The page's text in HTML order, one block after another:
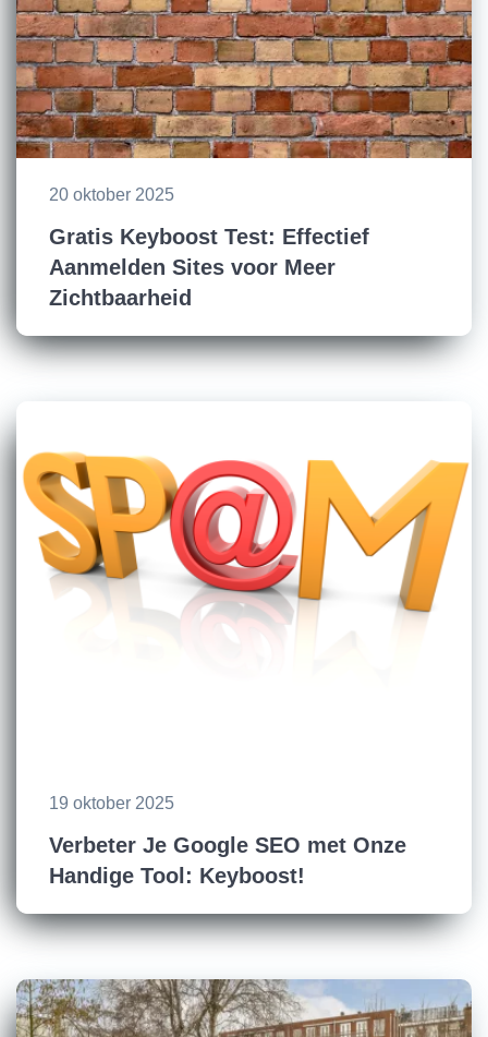
20 oktober 2025
Gratis Keyboost Test: Effectief
Aanmelden Sites voor Meer
Zichtbaarheid
19 oktober 2025
Verbeter Je Google SEO met Onze
Handige Tool: Keyboost!